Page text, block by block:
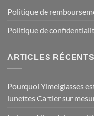
Politique de
Politique de
ARTICLES RÉCENTS
Pourquoi Yimeiglasses
lunettes Cartier sur